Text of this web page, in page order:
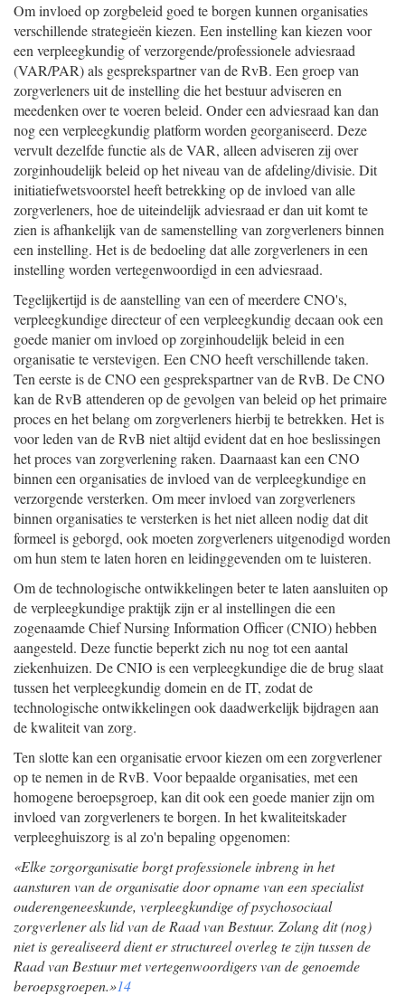
Om invloed op zorgbeleid goed te borgen kunnen organisaties
verschillende strategieën kiezen. Een instelling kan kiezen voor
een verpleegkundig of verzorgende/professionele adviesraad
(VAR/PAR) als gesprekspartner van de RvB. Een groep van
zorgverleners uit de instelling die het bestuur adviseren en
meedenken over te voeren beleid. Onder een adviesraad kan dan
nog een verpleegkundig platform worden georganiseerd. Deze
vervult dezelfde functie als de VAR, alleen adviseren zij over
zorginhoudelijk beleid op het niveau van de afdeling/divisie. Dit
initiatiefwetsvoorstel heeft betrekking op de invloed van alle
zorgverleners, hoe de uiteindelijk adviesraad er dan uit komt te
zien is afhankelijk van de samenstelling van zorgverleners binnen
een instelling. Het is de bedoeling dat alle zorgverleners in een
instelling worden vertegenwoordigd in een adviesraad.
Tegelijkertijd is de aanstelling van een of meerdere CNO's,
verpleegkundige directeur of een verpleegkundig decaan ook een
goede manier om invloed op zorginhoudelijk beleid in een
organisatie te verstevigen. Een CNO heeft verschillende taken.
Ten eerste is de CNO een gesprekspartner van de RvB. De CNO
kan de RvB attenderen op de gevolgen van beleid op het primaire
proces en het belang om zorgverleners hierbij te betrekken. Het is
voor leden van de RvB niet altijd evident dat en hoe beslissingen
het proces van zorgverlening raken. Daarnaast kan een CNO
binnen een organisaties de invloed van de verpleegkundige en
verzorgende versterken. Om meer invloed van zorgverleners
binnen organisaties te versterken is het niet alleen nodig dat dit
formeel is geborgd, ook moeten zorgverleners uitgenodigd worden
om hun stem te laten horen en leidinggevenden om te luisteren.
Om de technologische ontwikkelingen beter te laten aansluiten op
de verpleegkundige praktijk zijn er al instellingen die een
zogenaamde Chief Nursing Information Officer (CNIO) hebben
aangesteld. Deze functie beperkt zich nu nog tot een aantal
ziekenhuizen. De CNIO is een verpleegkundige die de brug slaat
tussen het verpleegkundig domein en de IT, zodat de
technologische ontwikkelingen ook daadwerkelijk bijdragen aan
de kwaliteit van zorg.
Ten slotte kan een organisatie ervoor kiezen om een zorgverlener
op te nemen in de RvB. Voor bepaalde organisaties, met een
homogene beroepsgroep, kan dit ook een goede manier zijn om
invloed van zorgverleners te borgen. In het kwaliteitskader
verpleeghuiszorg is al zo'n bepaling opgenomen:
«Elke zorgorganisatie borgt professionele inbreng in het
aansturen van de organisatie door opname van een specialist
ouderengeneeskunde, verpleegkundige of psychosociaal
zorgverlener als lid van de Raad van Bestuur. Zolang dit (nog)
niet is gerealiseerd dient er structureel overleg te zijn tussen de
Raad van Bestuur met vertegenwoordigers van de genoemde
beroepsgroepen.»14